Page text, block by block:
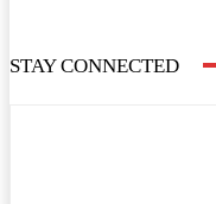
STAY CONNECTED